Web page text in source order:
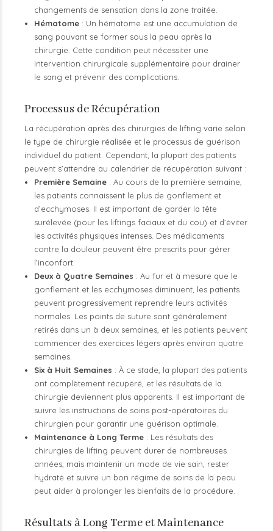
changements de sensation dans la zone traitée.
Hématome: Un hématome est une accumulation de
sang pouvant se former sous la peau après la
chirurgie. Cette condition peut nécessiter une
intervention chirurgicale supplémentaire pour drainer
le sang et prévenir des complications.
Processus de Récupération
La récupération après des chirurgies de lifting varie selon
le type de chirurgie réalisée et le processus de guérison
individuel du patient. Cependant, la plupart des patients
peuvent s’attendre au calendrier de récupération suivant :
Première Semaine: Au cours de la première semaine,
les patients connaissent le plus de gonflement et
d’ecchymoses. Il est important de garder la tête
surélevée (pour les liftings faciaux et du cou) et d’éviter
les activités physiques intenses. Des médicaments
contre la douleur peuvent être prescrits pour gérer
l’inconfort.
Deux à Quatre Semaines : Au fur et à mesure que le
gonflement et les ecchymoses diminuent, les patients
peuvent progressivement reprendre leurs activités
normales. Les points de suture sont généralement
retirés dans un à deux semaines, et les patients peuvent
commencer des exercices légers après environ quatre
semaines.
Six à Huit Semaines : À ce stade, la plupart des patients
ont complètement récupéré, et les résultats de la
chirurgie deviennent plus apparents. Il est important de
suivre les instructions de soins post-opératoires du
chirurgien pour garantir une guérison optimale.
Maintenance à Long Terme: Les résultats des
chirurgies de lifting peuvent durer de nombreuses
années, mais maintenir un mode de vie sain, rester
hydraté et suivre un bon régime de soins de la peau
peut aider à prolonger les bienfaits de la procédure.
Résultats à Long Terme et Maintenance